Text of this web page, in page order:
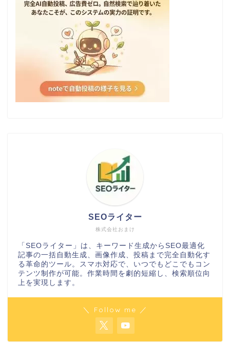
株式会社おまけ
SEOライター
「SEOライター」は、キーワード生成からSEO最適化
記事の一括自動生成、画像作成、投稿まで完全自動化す
る革命的ツール。スマホ対応で、いつでもどこでもコン
テンツ制作が可能。作業時間を劇的短縮し、検索順位向
上を実現します。
＼ Follow me ／